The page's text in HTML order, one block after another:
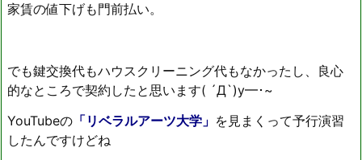
家賃の値下げも門前払い。
でも鍵交換代もハウスクリーニング代もなかったし、良心
的なところで契約したと思います( ´Д`)y━･~
YouTubeの 「リベラルアーツ大学」 を見まくって予行演習
したんですけどね